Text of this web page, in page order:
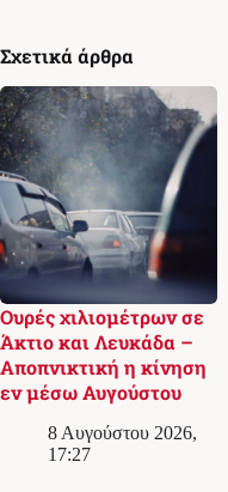
Σχετικά άρθρα
Ουρές χιλιομέτρων σε
Άκτιο και Λευκάδα –
Αποπνικτική η κίνηση
εν μέσω Αυγούστου
8 Αυγούστου 2026,
17:27